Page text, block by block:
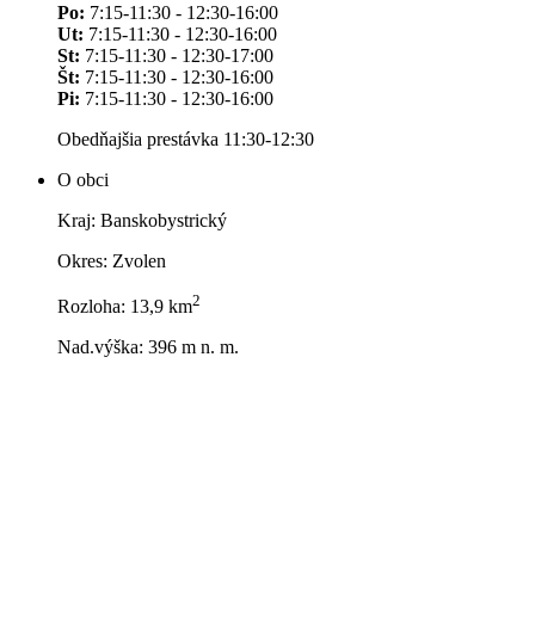
Po: 7:15-11:30 - 12:30-16:00
Ut: 7:15-11:30 - 12:30-16:00
St: 7:15-11:30 - 12:30-17:00
Št: 7:15-11:30 - 12:30-16:00
Pi: 7:15-11:30 - 12:30-16:00
Obedňajšia prestávka 11:30-12:30
O obci
Kraj: Banskobystrický
Okres: Zvolen
Rozloha: 13,9 km2
Nad.výška: 396 m n. m.